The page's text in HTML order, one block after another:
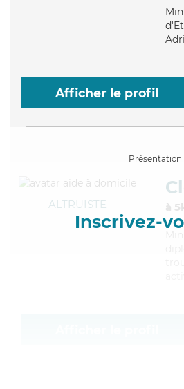
Afficher le profil
Inscrivez-
ALTRUISTE à